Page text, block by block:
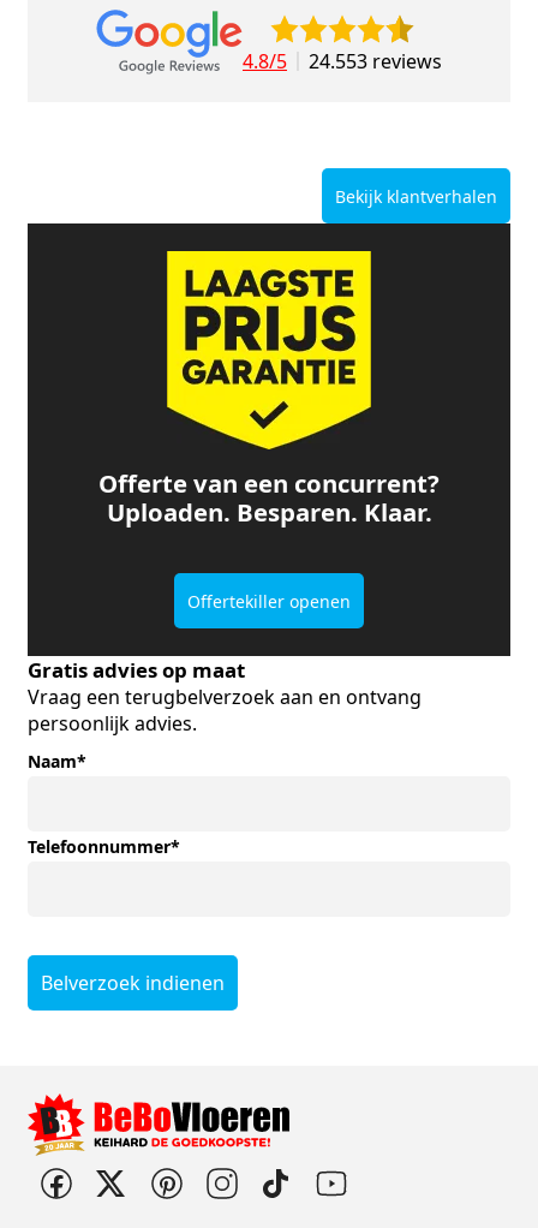
4.8/5 24.553 reviews
Bekijk klantverhalen
Offerte van een concurrent?
Uploaden. Besparen. Klaar.
Offertekiller openen
Gratis advies op maat
Vraag een terugbelverzoek aan en ontvang
persoonlijk advies.
Naam*
Telefoonnummer*
Belverzoek indienen